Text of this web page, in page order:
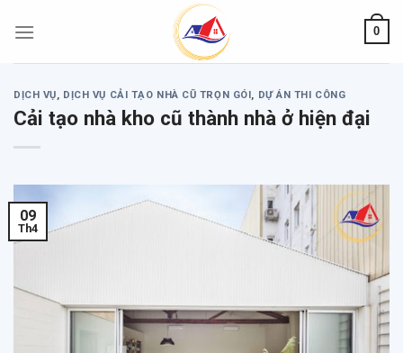
0
DỊCH VỤ, DỊCH VỤ CẢI TẠO NHÀ CŨ TRỌN GÓI, DỰ ÁN THI CÔNG
Cải tạo nhà kho cũ thành nhà ở hiện đại
09
Th4